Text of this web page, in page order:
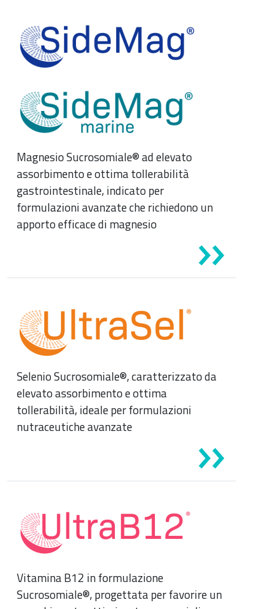
News & Eventi
Ematologia
Ginecologia e Ostetricia
Medicina dello sport
Medicina Interna, Geriatria e Reumatologia
Nutrizione e Metabolismo
Ortopedia e Traumatologia
Carenza di ferro
Infiammazioni
Minerali e vitamine
Muscoli e articolazioni
News & Eventi
Nutrizione sportiva
Magnesio Sucrosomiale® ad elevato
assorbimento e ottima tollerabilità
gastrointestinale, indicato per
formulazioni avanzate che richiedono un
apporto efficace di magnesio
Selenio Sucrosomiale®, caratterizzato da
elevato assorbimento e ottima
tollerabilità, ideale per formulazioni
nutraceutiche avanzate
Vitamina B12 in formulazione
Sucrosomiale®, progettata per favorire un